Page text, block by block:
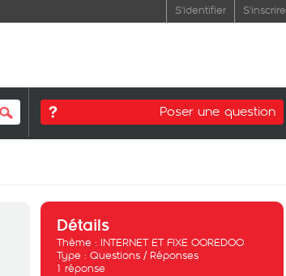
S'identifier S'inscrire
Poser une question
Détails
Thème : INTERNET ET FIXE OOREDOO
Type : Questions / Réponses
1 réponse